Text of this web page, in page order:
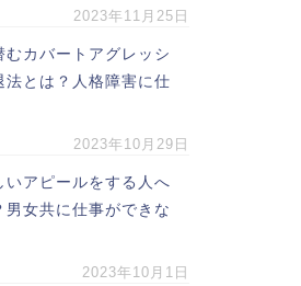
2023年11月25日
むカバートアグレッシ
法とは？人格障害に仕
2023年10月29日
いアピールをする人へ
女共に仕事ができな
2023年10月1日